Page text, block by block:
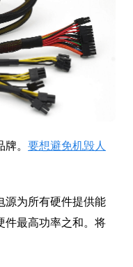
。 要想避免机毁人
源为所有硬件提供能
件最高功率之和。将